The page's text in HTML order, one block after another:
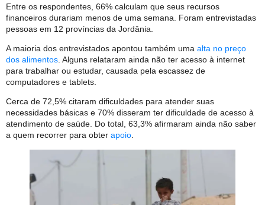
Entre os respondentes, 66% calculam que seus recursos
financeiros durariam menos de uma semana. Foram entrevistadas
pessoas em 12 províncias da Jordânia.
A maioria dos entrevistados apontou também uma alta no preço
dos alimentos . Alguns relataram ainda não ter acesso à internet
para trabalhar ou estudar, causada pela escassez de
computadores e tablets.
Cerca de 72,5% citaram dificuldades para atender suas
necessidades básicas e 70% disseram ter dificuldade de acesso à
atendimento de saúde. Do total, 63,3% afirmaram ainda não saber
a quem recorrer para obter apoio.